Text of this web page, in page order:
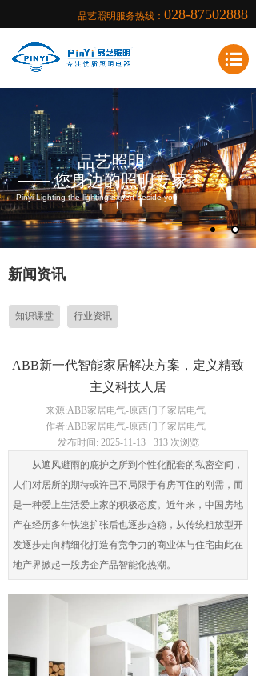
品艺照明服务热线： 028-87502888
Pinyi Lighting the lighting expert beside you
品艺照明
您身边的照明专家！
新闻资讯
知识课堂 行业资讯
ABB新一代智能家居解决方案，定义精致
主义科技人居
来源:ABB家居电气-原西门子家居电气
作者:ABB家居电气-原西门子家居电气
发布时间: 2025-11-13 313 次浏览
从遮风避雨的庇护之所到个性化配套的私密空间，
人们对居所的期待或许已不局限于有房可住的刚需，而
是一种爱上生活爱上家的积极态度。近年来，中国房地
产在经历多年快速扩张后也逐步趋稳，从传统粗放型开
发逐步走向精细化打造有竞争力的商业体与住宅由此在
地产界掀起一股房企产品智能化热潮。